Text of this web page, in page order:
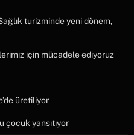
turizminde yeni dönem,
için mücadele ediyoruz
üretiliyor
çocuk yansıtıyor